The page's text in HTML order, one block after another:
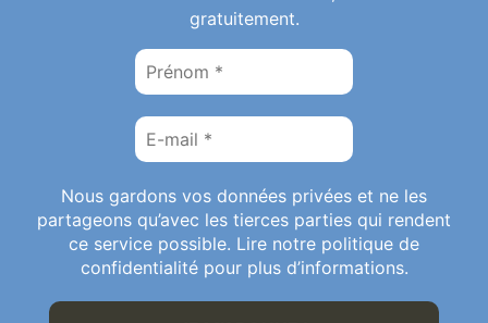
gratuitement.
Nous gardons vos données privées et ne les
partageons qu’avec les tierces parties qui rendent
ce service possible. Lire notre politique de
confidentialité pour plus d’informations.